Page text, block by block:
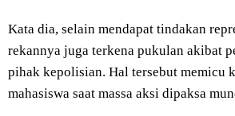
Kata dia, selain mendapat tindakan
rekannya juga terkena pukulan akibat
pihak kepolisian. Hal tersebut memicu
mahasiswa saat massa aksi dipaksa